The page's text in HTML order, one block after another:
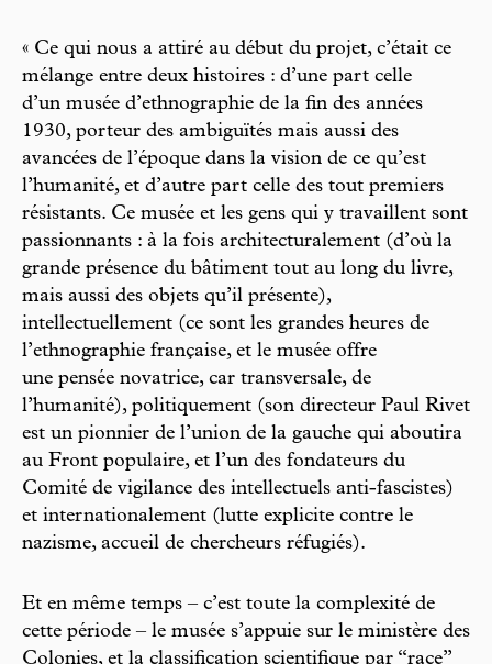
« Ce qui nous a attiré au début du projet, c’était ce
mélange entre deux histoires : d’une part celle
d’un musée d’ethnographie de la fin des années
1930, porteur des ambiguïtés mais aussi des
avancées de l’époque dans la vision de ce qu’est
l’humanité, et d’autre part celle des tout premiers
résistants. Ce musée et les gens qui y travaillent sont
passionnants : à la fois architecturalement (d’où la
grande présence du bâtiment tout au long du livre,
mais aussi des objets qu’il présente),
intellectuellement (ce sont les grandes heures de
l’ethnographie française, et le musée offre
une pensée novatrice, car transversale, de
l’humanité), politiquement (son directeur Paul Rivet
est un pionnier de l’union de la gauche qui aboutira
au Front populaire, et l’un des fondateurs du
Comité de vigilance des intellectuels anti-fascistes)
et internationalement (lutte explicite contre le
nazisme, accueil de chercheurs réfugiés).
Et en même temps – c’est toute la complexité de
cette période – le musée s’appuie sur le ministère des
Colonies, et la classification scientifique par “race”